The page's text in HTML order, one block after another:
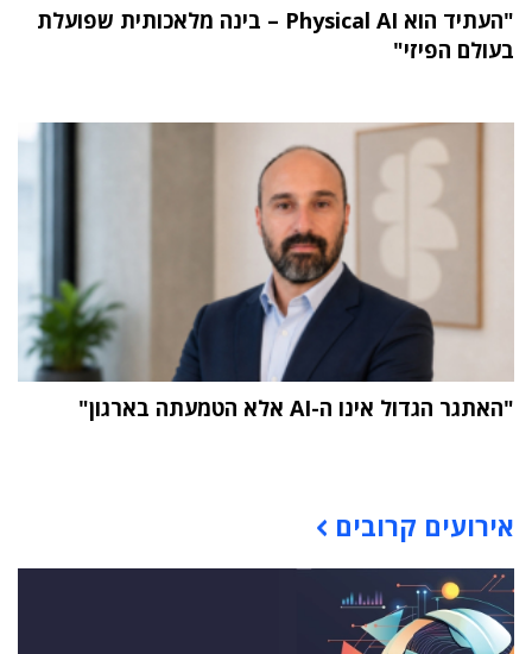
"העתיד הוא Physical AI – בינה מלאכותית שפועלת
בעולם הפיזי"
"האתגר הגדול אינו ה-AI אלא הטמעתה בארגון"
אירועים קרובים